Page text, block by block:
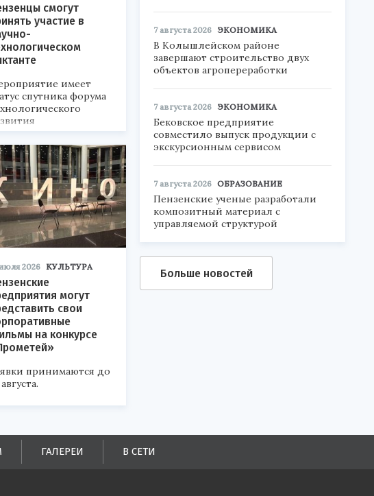
смогут
участие в
имеет
спутника форума
2026».
2026 КУЛЬТУРА
могут
свои
на конкурсе
принимаются до
7 августа 2026 ЭКОНОМИКА
В Колышлейском районе
завершают строительство двух
объектов агропереработки
7 августа 2026 ЭКОНОМИКА
Бековское предприятие
совместило выпуск продукции с
экскурсионным сервисом
7 августа 2026 ОБРАЗОВАНИЕ
Пензенские ученые разработали
композитный материал с
управляемой структурой
Больше новостей
ГАЛЕРЕИ В СЕТИ